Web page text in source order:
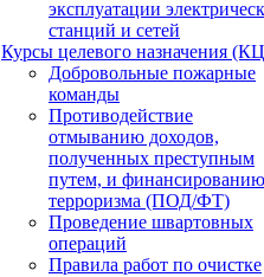
эксплуатации
станций и сетей
Курсы целевого назначения
Добровольные пожарные
команды
Противодействие
отмыванию доходов,
полученных преступным
путем, и финансированию
терроризма (ПОД/ФТ)
Проведение швартовных
операций
Правила работ по очистке